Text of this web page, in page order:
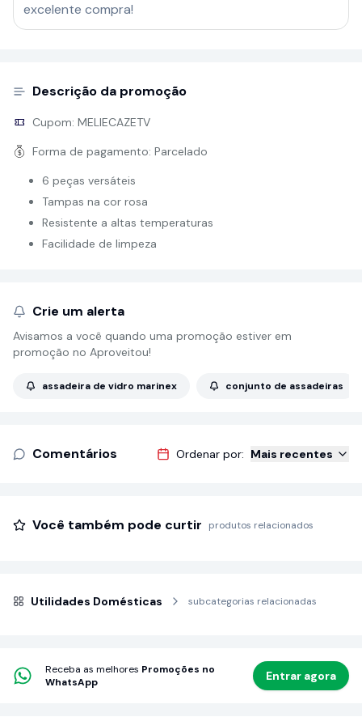
excelente compra!
Descrição da promoção
Cupom: MELIECAZETV
Forma de pagamento: Parcelado
6 peças versáteis
Tampas na cor rosa
Resistente a altas temperaturas
Facilidade de limpeza
Crie um alerta
Avisamos a você quando uma promoção estiver em
promoção no Aproveitou!
assadeira de vidro marinex conjunto de assadeiras
Comentários Ordenar por: Mais recentes
Você também pode curtir produtos relacionados
Utilidades Domésticas subcategorias relacionadas
Receba as melhores Promoções no
WhatsApp
Entrar agora